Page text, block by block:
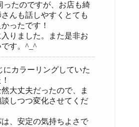
ったのですが、お店も綺
んも話しやすくとても
ったです！
りました。また是非お
す。^_^
にカラーリングしていた
大丈夫だったので、ま
しつつ変化させてくだ
、安定の気持ちよさで